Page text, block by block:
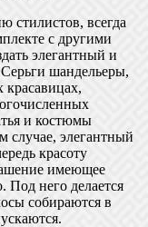
стилистов, всегда
с другими
элегантный и
шандельеры,
и костюмы
случае, элегантный
красоту
имеющее
Под него делается
собираются в